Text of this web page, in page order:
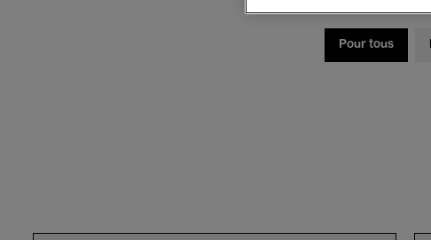
Pour tous